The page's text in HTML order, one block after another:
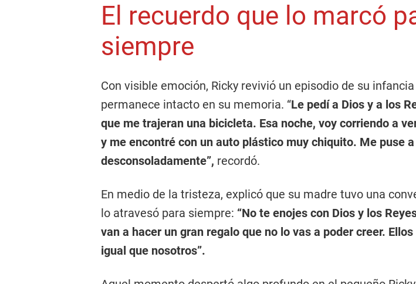
El recuerdo que lo marcó
siempre
Con visible emoción, Ricky revivió un episodio de su
permanece intacto en su memoria. “Le pedí a Dios y a los
que me trajeran una bicicleta. Esa noche, voy corriendo a
y me encontré con un auto plástico muy chiquito. Me puse
desconsoladamente”, recordó.
En medio de la tristeza, explicó que su madre tuvo una
lo atravesó para siempre: “No te enojes con Dios y los
van a hacer un gran regalo que no lo vas a poder creer.
igual que nosotros”.